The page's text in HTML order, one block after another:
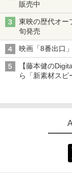
販売中
東映の歴代オー
旬発売
映画「8番出口
【藤本健の
ら「新素材スピ